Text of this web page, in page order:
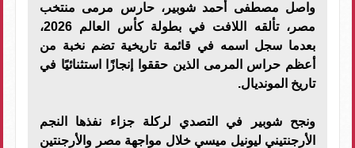
واصل مصطفى أحمد شوبير، حارس مرمى منتخب
مصر، تألقه اللافت في بطولة كأس العالم 2026،
بعدما سجل اسمه في قائمة تاريخية تضم نخبة من
أعظم حراس المرمى الذين حققوا إنجازًا استثنائيًا في
تاريخ المونديال.
ونجح شوبير في التصدي لركلة جزاء نفذها النجم
الأرجنتيني ليونيل ميسي خلال مواجهة مصر والأرجنتين